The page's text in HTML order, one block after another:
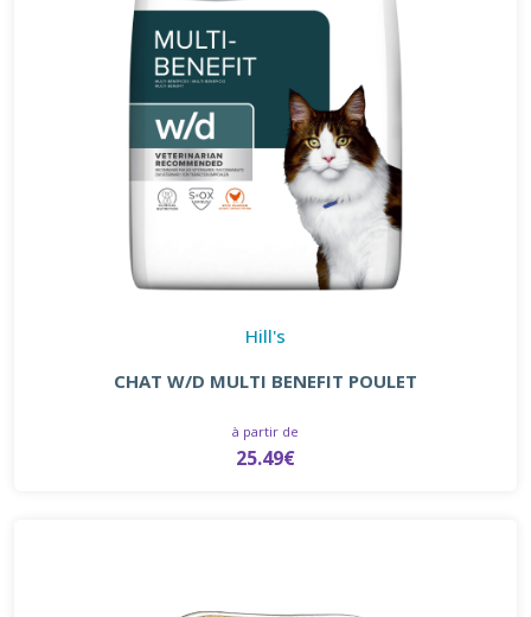
Hill's
CHAT W/D MULTI BENEFIT POULET
à partir de
25.49€